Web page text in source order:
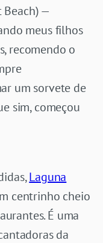
—
meus filhos
recomendo o
um sorvete de
sim, começou
Laguna
centrinho cheio
É uma
da